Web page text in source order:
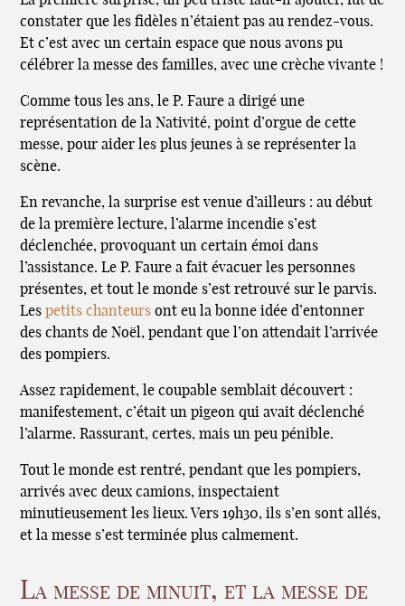
constater que les fidèles n’étaient pas au rendez-vous.
Et c’est avec un certain espace que nous avons pu
célébrer la messe des familles, avec une crèche vivante !
Comme tous les ans, le P. Faure a dirigé une
représentation de la Nativité, point d’orgue de cette
messe, pour aider les plus jeunes à se représenter la
scène.
En revanche, la surprise est venue d’ailleurs : au début
de la première lecture, l’alarme incendie s’est
déclenchée, provoquant un certain émoi dans
l’assistance. Le P. Faure a fait évacuer les personnes
présentes, et tout le monde s’est retrouvé sur le parvis.
Lespetits chanteurs ont eu la bonne idée d’entonner
des chants de Noël, pendant que l’on attendait l’arrivée
des pompiers.
Assez rapidement, le coupable semblait découvert :
manifestement, c’était un pigeon qui avait déclenché
l’alarme. Rassurant, certes, mais un peu pénible.
Tout le monde est rentré, pendant que les pompiers,
arrivés avec deux camions, inspectaient
minutieusement les lieux. Vers 19h30, ils s’en sont allés,
et la messe s’est terminée plus calmement.
La messe de minuit, et la messe de